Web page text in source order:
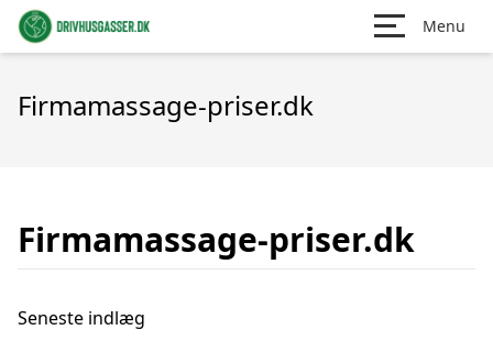
Menu
Firmamassage-priser.dk
Firmamassage-priser.dk
Seneste indlæg